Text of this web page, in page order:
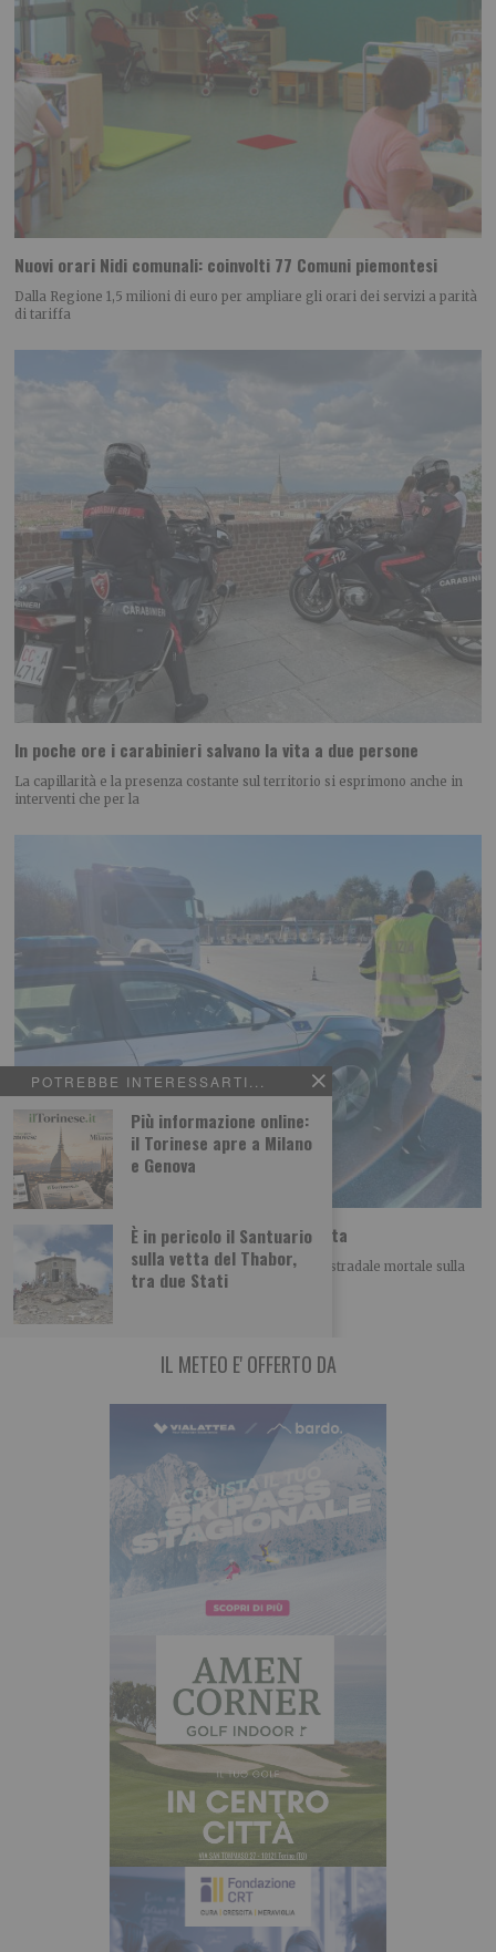
POTREBBE INTERESSARTI...
Più informazione online:
il Torinese apre a Milano
e Genova
È in pericolo il Santuario
sulla vetta del Thabor,
tra due Stati
Nuovi orari Nidi comunali: coinvolti 77 Comuni piemontesi
Dalla Regione 1,5 milioni di euro per ampliare gli orari dei servizi a parità
di tariffa
In poche ore i carabinieri salvano la vita a due persone
La capillarità e la presenza costante sul territorio si esprimono anche in
interventi che per la
Incidente in tangenziale, morto motociclista
Oggi, nel pomeriggio , si è verificato un incidente stradale mortale sulla
tangenziale nord di Torino.
IL METEO E' OFFERTO DA